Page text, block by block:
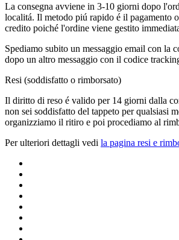
La consegna avviene in 3-10 giorni dopo
localitá. Il metodo piú rapido é il pagamento
credito poiché l'ordine viene gestito
Spediamo subito un messaggio email con la
dopo un altro messaggio con il codice
Resi (soddisfatto o rimborsato)
Il diritto di reso é valido per 14 giorni dalla
non sei soddisfatto del tappeto per qualsiasi
organizziamo il ritiro e poi procediamo al
Per ulteriori dettagli vedi la pagina resi e